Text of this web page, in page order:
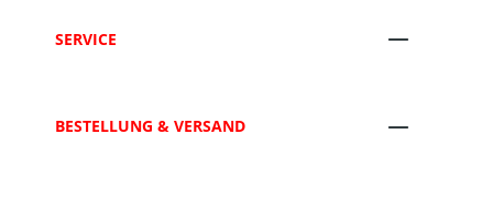
SERVICE
BESTELLUNG & VERSAND